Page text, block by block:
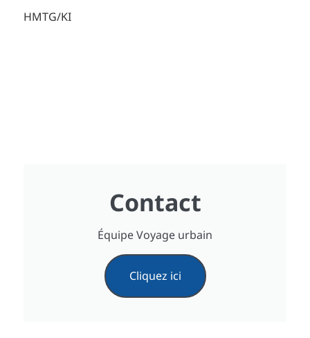
HMTG/KI
Contact
Équipe Voyage urbain
Cliquez ici